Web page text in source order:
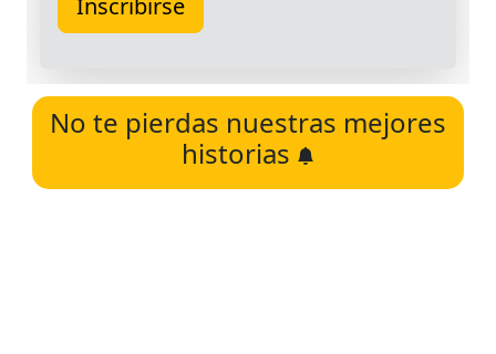
No te pierdas nuestras mejores
historias